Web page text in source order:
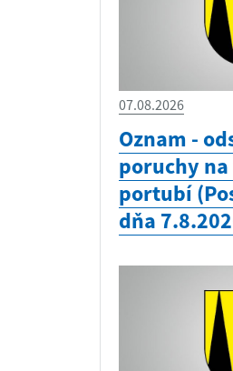
07.08.2026
Oznam -
poruchy
portubí
dňa